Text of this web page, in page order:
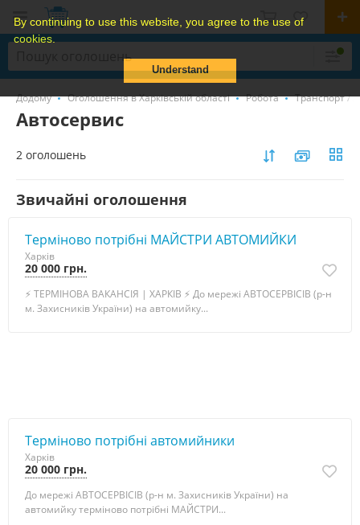
By continuing to use this website, you agree to the use of
cookies.
Understand
Додому Оголошення в Харківській області Робота Транспорт /
Автосервис
2 оголошень
Звичайні оголошення
Терміново потрібні МАЙСТРИ АВТОМИЙКИ
Харків
20 000 грн.
⚡ ТЕРМІНОВА ВАКАНСІЯ | ХАРКІВ ⚡ До мережі АВТОСЕРВІСІВ (р-н
м. Захисників України) на автомийку...
Терміново потрібні автомийники
Харків
20 000 грн.
До мережі АВТОСЕРВІСІВ (р-н м. Захисників України) на
автомийку терміново потрібні МАЙСТРИ...